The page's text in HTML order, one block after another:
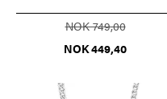
NOK 749,00
NOK 449,40